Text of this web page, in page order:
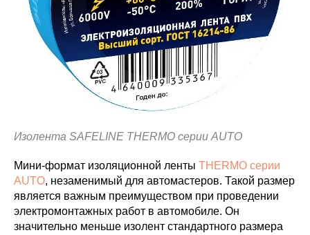
Изолента SAFELINE THERMO серии AUTO
Мини-формат изоляционной ленты THERMO серии
AUTO, незаменимый для автомастеров. Такой размер
является важным преимуществом при проведении
электромонтажных работ в автомобиле. Он
значительно меньше изолент стандартного размера